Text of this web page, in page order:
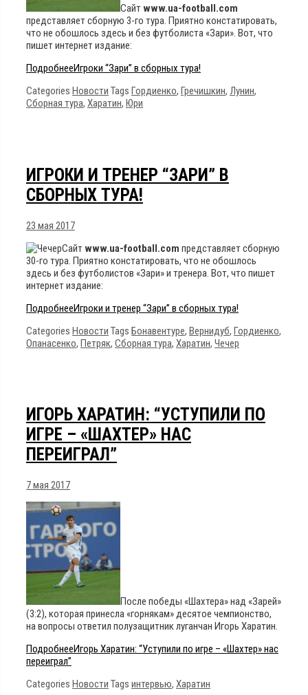
Сайтwww.ua-football.com
представляет сборную 3-го тура. Приятно констатировать,
что не обошлось здесь и без футболиста «Зари». Вот, что
пишет интернет издание:
ПодробнееИгроки “Зари” в сборных тура!
Categories Новости Tags Гордиенко, Гречишкин, Лунин,
Сборная тура, Харатин, Юри
ИГРОКИ И ТРЕНЕР “ЗАРИ” В
СБОРНЫХ ТУРА!
23 мая 2017
Сайтwww.ua-football.com представляет сборную
30-го тура. Приятно констатировать, что не обошлось
здесь и без футболистов «Зари» и тренера. Вот, что пишет
интернет издание:
ПодробнееИгроки и тренер “Зари” в сборных тура!
Categories Новости Tags Бонавентуре, Вернидуб, Гордиенко,
Опанасенко, Петряк, Сборная тура, Харатин, Чечер
ИГОРЬ ХАРАТИН: “УСТУПИЛИ ПО
ИГРЕ – «ШАХТЕР» НАС
ПЕРЕИГРАЛ”
7 мая 2017
После победы «Шахтера» над «Зарей»
(3:2), которая принесла «горнякам» десятое чемпионство,
на вопросы ответил полузащитник луганчан Игорь Харатин.
ПодробнееИгорь Харатин: “Уступили по игре – «Шахтер» нас
переиграл”
Categories Новости Tags интервью, Харатин